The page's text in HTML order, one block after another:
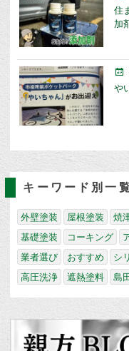
住
加
や
キーワード別一
外壁塗装 屋根塗装 焼
基礎塗装
コーキング
業者選び
おすすめ シ
高圧洗浄
遮熱塗料 島